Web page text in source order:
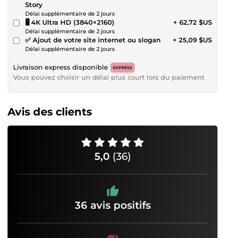
Story
Délai supplémentaire de 2 jours
🖥️ 4K Ultra HD (3840×2160)
Délai supplémentaire de 2 jours
+ 62,72 $US
✅ Ajout de votre site internet ou slogan
Délai supplémentaire de 2 jours
+ 25,09 $US
Livraison express disponible EXPRESS
Vous pouvez choisir un délai plus court lors du paiement
Avis des clients
5,0 (36)
36 avis positifs